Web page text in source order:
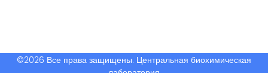
©2026 Все права защищены. Центральная биохимическая